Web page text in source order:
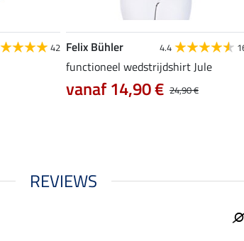
42 Felix Bühler 4.4
functioneel wedstrijdshirt Jule
24,90 €
vanaf 14,90 €
REVIEWS